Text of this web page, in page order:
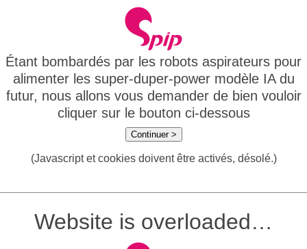
Étant bombardés par les robots aspirateurs pour
alimenter les super-duper-power modèle IA du
futur, nous allons vous demander de bien vouloir
cliquer sur le bouton ci-dessous
Continuer >
(Javascript et cookies doivent être activés, désolé.)
Website is overloaded…